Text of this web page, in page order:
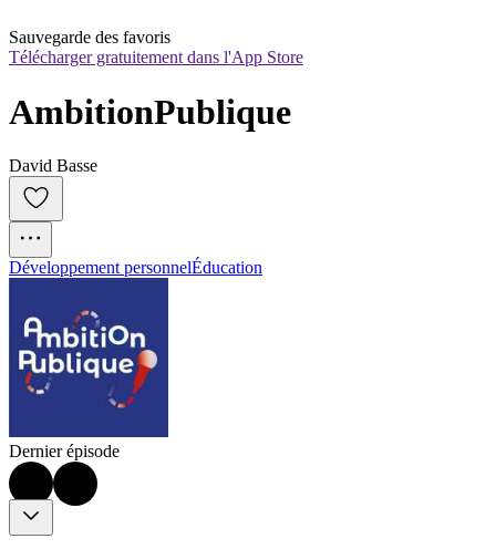
Sauvegarde des favoris
Télécharger gratuitement dans l'App Store
AmbitionPublique
David Basse
Développement personnelÉducation
Dernier épisode